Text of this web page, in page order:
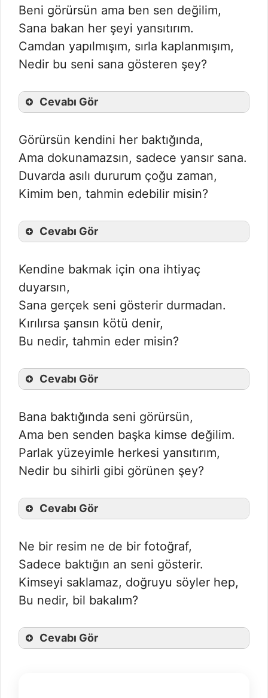
Beni görürsün ama ben sen değilim,
Sana bakan her şeyi yansıtırım.
Camdan yapılmışım, sırla kaplanmışım,
Nedir bu seni sana gösteren şey?
Cevabı Gör
Görürsün kendini her baktığında,
Ama dokunamazsın, sadece yansır sana.
Duvarda asılı dururum çoğu zaman,
Kimim ben, tahmin edebilir misin?
Cevabı Gör
Kendine bakmak için ona ihtiyaç
duyarsın,
Sana gerçek seni gösterir durmadan.
Kırılırsa şansın kötü denir,
Bu nedir, tahmin eder misin?
Cevabı Gör
Bana baktığında seni görürsün,
Ama ben senden başka kimse değilim.
Parlak yüzeyimle herkesi yansıtırım,
Nedir bu sihirli gibi görünen şey?
Cevabı Gör
Ne bir resim ne de bir fotoğraf,
Sadece baktığın an seni gösterir.
Kimseyi saklamaz, doğruyu söyler hep,
Bu nedir, bil bakalım?
Cevabı Gör